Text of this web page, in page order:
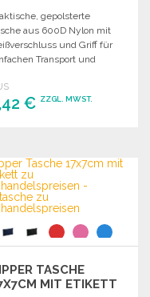
gepolsterte
aus 600D Nylon mit
und Griff für
Transport und
€ ZZGL. MWST.
Angebot anfordern
TASCHE
MIT ETIKETT